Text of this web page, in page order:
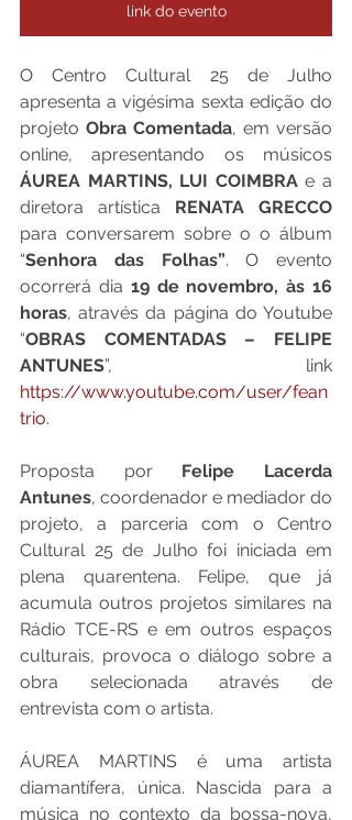
link do evento
O Centro Cultural 25 de Julho
apresenta a vigésima sexta edição do
projeto Obra Comentada, em versão
ÁUREA MARTINS, LUI COIMBRA e a
diretora artística
para conversarem sobre o o álbum
“Senhora das Folhas”. O evento
ocorrerá dia 19 de novembro, às 16
horas, através da página do Youtube
“OBRAS COMENTADAS – FELIPE
ANTUNES
https://www.youtube.com/user/fean
trio.
Proposta por Felipe Lacerda
Antunes, coordenador e mediador do
projeto, a parceria com o Centro
Cultural 25 de Julho foi iniciada em
plena quarentena. Felipe, que já
acumula outros projetos similares na
Rádio TCE-RS e em outros espaços
culturais, provoca o diálogo sobre a
obra selecionada através de
entrevista com o artista.
ÁUREA MARTINS é uma artista
diamantífera, única. Nascida para a
música no contexto da bossa-nova,